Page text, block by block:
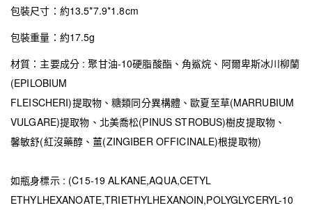
包裝尺寸：約13.5*7.9*1.8cm
包裝重量：約17.5g
材質：主要成分 : 聚甘油-10硬脂酸酯、角鯊烷、阿爾卑斯冰川柳蘭
(EPILOBIUM
FLEISCHERI)提取物、糖類同分異構體、歐夏至草(MARRUBIUM
VULGARE)提取物、北美喬松(PINUS STROBUS)樹皮提取物、
馨敏舒(紅沒藥醇、薑(ZINGIBER OFFICINALE)根提取物)
如瓶身標示 : (C15-19 ALKANE,AQUA,CETYL
ETHYLHEXANOATE,TRIETHYLHEXANOIN,POLYGLYCERYL-10